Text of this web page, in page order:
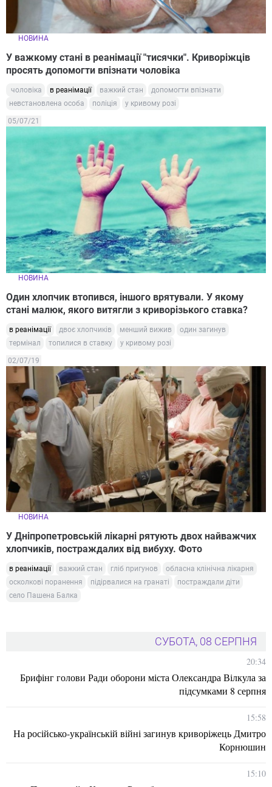
НОВИНА
У важкому стані в реанімації "тисячки". Криворіжців
просять допомогти впізнати чоловіка
чоловіка в реанімації важкий стан
допомогти впізнати
невстановлена особа
поліція у кривому розі
05/07/21
НОВИНА
Один хлопчик втопився, іншого врятували. У якому
стані малюк, якого витягли з криворізького ставка?
в реанімації двоє хлопчиків менший вижив
один загинув
термінал
топилися в ставку у кривому розі
02/07/19
НОВИНА
У Дніпропетровській лікарні рятують двох найважчих
хлопчиків, постраждалих від вибуху. Фото
в реанімації важкий стан гліб пригунов
обласна клінічна лікарня
осколкові поранення
підірвалися на гранаті
постраждали діти
село Пашена Балка
СУБОТА, 08 СЕРПНЯ
20:34
Брифінг голови Ради оборони міста Олександра Вілкула за
підсумками 8 серпня
15:58
На російсько-українській війні загинув криворіжець Дмитро
Корнюшин
15:10